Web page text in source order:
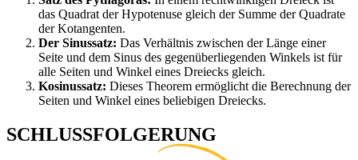
das Quadrat der Hypotenuse gleich der Summe der Quadrate
der Kotangenten.
Der Sinussatz: Das Verhältnis zwischen der Länge einer
Seite und dem Sinus des gegenüberliegenden Winkels ist für
alle Seiten und Winkel eines Dreiecks gleich.
Kosinussatz: Dieses Theorem ermöglicht die Berechnung der
Seiten und Winkel eines beliebigen Dreiecks.
SCHLUSSFOLGERUNG